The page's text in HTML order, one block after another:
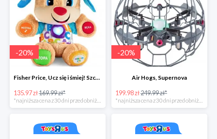
-20%
Fisher Price, Ucz się i śmiej! Szczeniaczek Uczniaczek "Poziomy Nauki"
135.97 zł169.99 zł*
-20%
Air Hogs, Supernova
199.98 zł249.99 zł*